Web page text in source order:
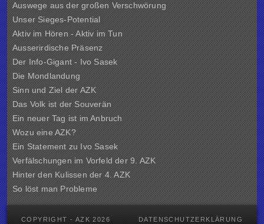
Auswege aus der großen Verschwörung
Unser Sieges-Potential
Aktiv im Hören - Aktiv im Tun
Ausserirdische Präsenz
Der Info-Gigant - Ivo Sasek
Die Mondlandung
Sinn und Ziel derAZK
Das Volk ist der Souverän
Ein neuer Tag ist im Anbruch
Wozu eine AZK?
Ein Statement zu Ivo Sasek
Verfälschungen im Vorfeld der 9. AZK
Hinter den Kulissen der4. AZK
So löst man Probleme
COPYRIGHT - AZK 2026 DATENSCHUTZERKLÄRUNG